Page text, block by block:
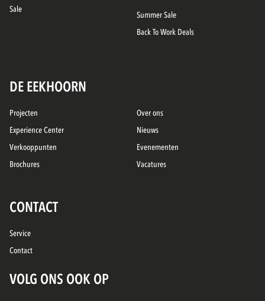
Sale
Summer Sale
Back To Work Deals
DE EEKHOORN
Projecten
Experience Center
Verkooppunten
Brochures
Over ons
Nieuws
Evenementen
Vacatures
CONTACT
Service
Contact
VOLG ONS OOK OP